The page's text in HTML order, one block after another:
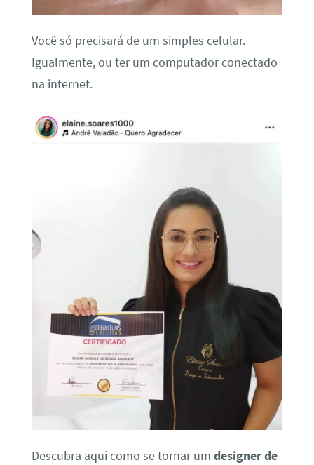
Você só precisará de um simples celular.
Igualmente, ou ter um computador conectado
na internet.
Descubra aqui como se tornar um designer de